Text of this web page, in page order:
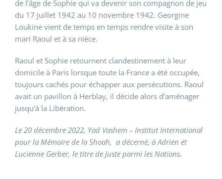
de l’âge de Sophie qui va devenir son compagnon de jeu
du 17 juillet 1942 au 10 novembre 1942. Georgine
Loukine vient de temps en temps rendre visite à son
mari Raoul et à sa nièce.
Raoul et Sophie retournent clandestinement à leur
domicile à Paris lorsque toute la France a été occupée,
toujours cachés pour échapper aux persécutions. Raoul
avait un pavillon à Herblay, il décide alors d’aménager
jusqu’à la Libération.
Le 20 décembre 2022, Yad Vashem – Institut International
pour la Mémoire de la Shoah, a décerné, à Adrien et
Lucienne Gerber, le titre de Juste parmi les Nations.